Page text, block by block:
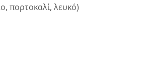
πορτοκαλί, λευκό)